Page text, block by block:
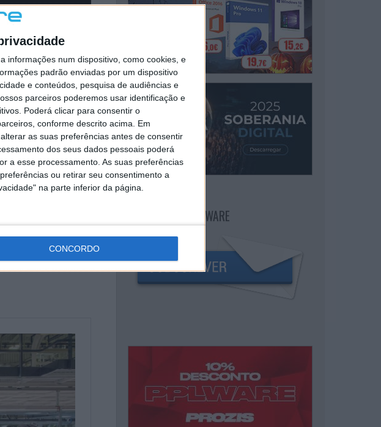
informações num dispositivo, como cookies, e
padrão enviadas por um dispositivo
e conteúdos, pesquisa de audiências e
parceiros poderemos usar identificação e
Poderá clicar para consentir o
conforme descrito acima. Em
as suas preferências antes de consentir
dos seus dados pessoais poderá
a esse processamento. As suas preferências
ou retirar seu consentimento a
na parte inferior da página.
CONCORDO
é um
no meio da
NEWSLETTER PPLWARE